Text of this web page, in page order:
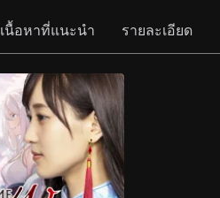
เนื้อหาที่แนะนำ รายละเอียด